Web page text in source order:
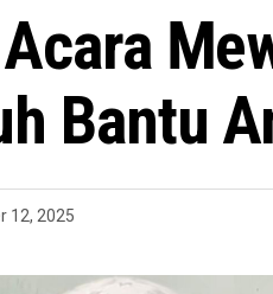
Bantu
12, 2025